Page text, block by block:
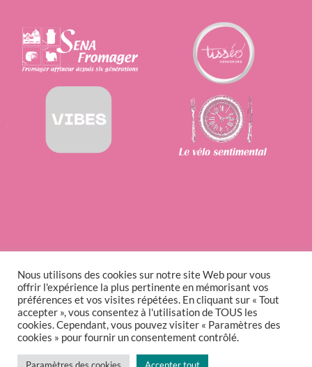
Nous utilisons des cookies sur notre site Web pour vous
offrir l'expérience la plus pertinente en mémorisant vos
préférences et vos visites répétées. En cliquant sur « Tout
accepter », vous consentez à l'utilisation de TOUS les
cookies. Cependant, vous pouvez visiter « Paramètres des
cookies » pour fournir un consentement contrôlé.